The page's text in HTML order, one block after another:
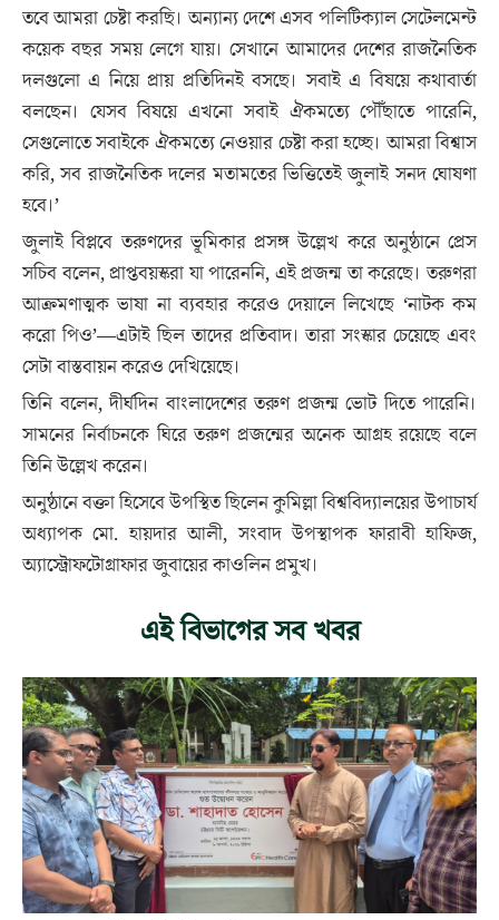
তবে আমরা চেষ্টা করছি। অন্যান্য দেশে এসব পলিটিক্যাল সেটেলমেন্ট
কয়েক বছর সময় লেগে যায়। সেখানে আমাদের দেশের রাজনৈতিক
দলগুলো এ নিয়ে প্রায় প্রতিদিনই বসছে। সবাই এ বিষয়ে কথাবার্তা
বলছেন। যেসব বিষয়ে এখনো সবাই ঐকমত্যে পৌঁছাতে পারেনি,
সেগুলোতে সবাইকে ঐকমত্যে নেওয়ার চেষ্টা করা হচ্ছে। আমরা বিশ্বাস
করি, সব রাজনৈতিক দলের মতামতের ভিত্তিতেই জুলাই সনদ ঘোষণা
হবে।’
জুলাই বিপ্লবে তরুণদের ভূমিকার প্রসঙ্গ উল্লেখ করে অনুষ্ঠানে প্রেস
সচিব বলেন, প্রাপ্তবয়স্করা যা পারেননি, এই প্রজন্ম তা করেছে। তরুণরা
আক্রমণাত্মক ভাষা না ব্যবহার করেও দেয়ালে লিখেছে ‘নাটক কম
করো পিও’—এটাই ছিল তাদের প্রতিবাদ। তারা সংস্কার চেয়েছে এবং
সেটা বাস্তবায়ন করেও দেখিয়েছে।
তিনি বলেন, দীর্ঘদিন বাংলাদেশের তরুণ প্রজন্ম ভোট দিতে পারেনি।
সামনের নির্বাচনকে ঘিরে তরুণ প্রজন্মের অনেক আগ্রহ রয়েছে বলে
তিনি উল্লেখ করেন।
অনুষ্ঠানে বক্তা হিসেবে উপস্থিত ছিলেন কুমিল্লা বিশ্ববিদ্যালয়ের উপাচার্য
অধ্যাপক মো. হায়দার আলী, সংবাদ উপস্থাপক ফারাবী হাফিজ,
অ্যাস্ট্রোফটোগ্রাফার জুবায়ের কাওলিন প্রমুখ।
এই বিভাগের সব খবর